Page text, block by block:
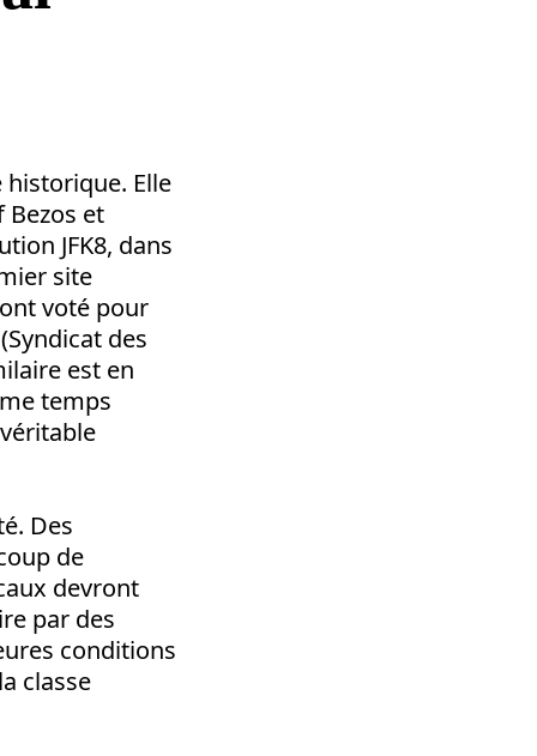
Elle
Bezos et
JFK8, dans
site
voté pour
des
est en
temps
Des
de
devront
par des
conditions
classe